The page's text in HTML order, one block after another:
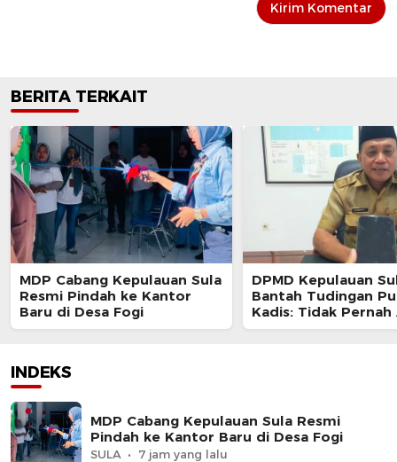
BERITA TERKAIT
MDP Cabang Kepulauan Sula
Resmi Pindah ke Kantor
Baru di Desa Fogi
DPMD Kepulauan
Bantah Tudingan
Kadis: Tidak Pernah
Patokan Bayar
INDEKS
MDP Cabang Kepulauan Sula Resmi
Pindah ke Kantor Baru di Desa Fogi
SULA 7 jam yang lalu